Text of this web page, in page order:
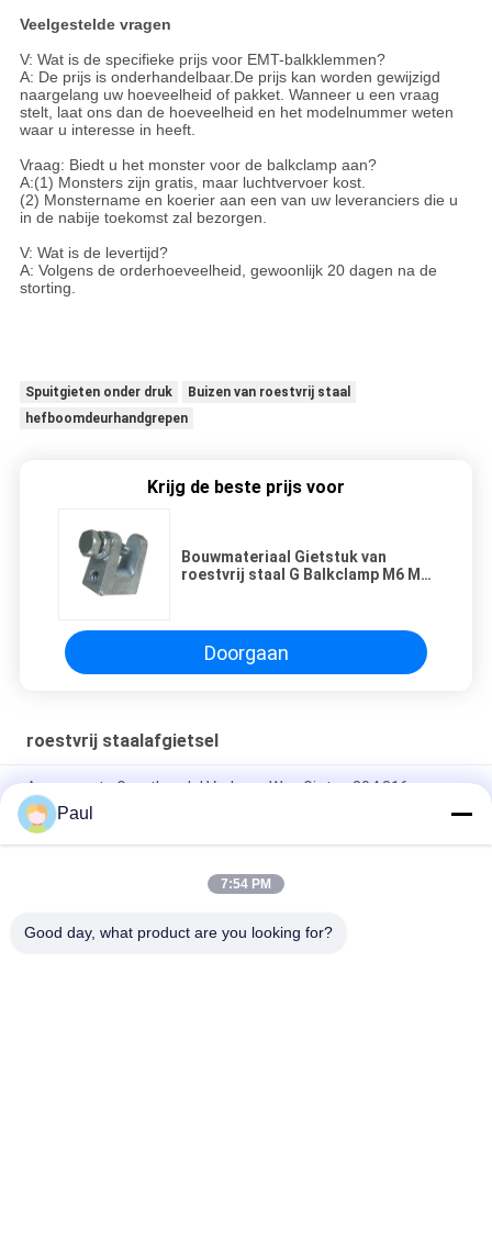
Veelgestelde vragen
V: Wat is de specifieke prijs voor EMT-balkklemmen?
A: De prijs is onderhandelbaar.De prijs kan worden gewijzigd
naargelang uw hoeveelheid of pakket. Wanneer u een vraag
stelt, laat ons dan de hoeveelheid en het modelnummer weten
waar u interesse in heeft.
Vraag: Biedt u het monster voor de balkclamp aan?
A:(1) Monsters zijn gratis, maar luchtvervoer kost.
(2) Monstername en koerier aan een van uw leveranciers die u
in de nabije toekomst zal bezorgen.
V: Wat is de levertijd?
A: Volgens de orderhoeveelheid, gewoonlijk 20 dagen na de
storting.
Spuitgieten onder druk
Buizen van roestvrij staal
hefboomdeurhandgrepen
Krijg de beste prijs voor
Bouwmateriaal Gietstuk van
roestvrij staal G Balkclamp M6 M8
Doorgaan
roestvrij staalafgietsel
Aangepaste Groothandel Verloren Was Gieten 304 316
Roestvrij Staal Metaal Precisie Gieten Onderdelen
Hoogprecisie-investeringsgieten van roestvrij staal
304 316 Roestvrij staal, met een vermogen van niet meer dan
Paul
7:54 PM
Good day, what product are you looking for?